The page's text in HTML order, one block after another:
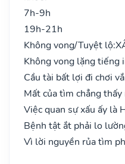
7h-9h
19h-21h
Không vong/Tuyệt lộ:
Không vong lặng tiếng
Cầu tài bất lợi đi chơi
Mất của tìm chẳng thấy
Việc quan sự xấu ấy là
Bệnh tật ắt phải lo
Vì lời nguyền rủa tìm